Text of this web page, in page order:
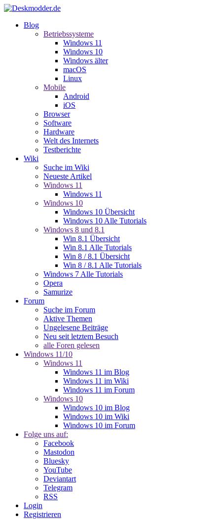
Blog
Betriebssysteme
Windows 11
Windows 10
Windows älter
macOS
Linux
Mobile
Android
iOS
Browser
Software
Hardware
Welt des Internets
Testberichte
Wiki
Suche im Wiki
Neueste Artikel
Windows 11
Windows 11
Windows 10
Windows 10 Übersicht
Windows 10 Alle Tutorials
Windows 8 und 8.1
Win 8.1 Übersicht
Win 8.1 Alle Tutorials
Win 8 / 8.1 Übersicht
Win 8 / 8.1 Alle Tutorials
Windows 7 Alle Tutorials
Opera
Samurize
Forum
Suche im Forum
Aktive Themen
Ungelesene Beiträge
Neu seit letztem Besuch
alle Foren gelesen
Windows 11/10
Windows 11
Windows 11 im Blog
Windows 11 im Wiki
Windows 11 im Forum
Windows 10
Windows 10 im Blog
Windows 10 im Wiki
Windows 10 im Forum
Folge uns auf:
Facebook
Mastodon
Bluesky
YouTube
Deviantart
Telegram
RSS
Login
Registrieren